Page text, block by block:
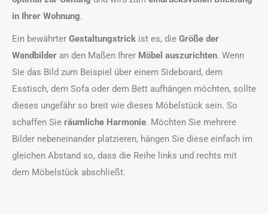
in Ihrer Wohnung.
Ein bewährter Gestaltungstrick ist es, die Größe der
Wandbilder an den Maßen Ihrer Möbel auszurichten. Wenn
Sie das Bild zum Beispiel über einem Sideboard, dem
Esstisch, dem Sofa oder dem Bett aufhängen möchten, sollte
dieses ungefähr so breit wie dieses Möbelstück sein. So
schaffen Sie räumliche Harmonie. Möchten Sie mehrere
Bilder nebeneinander platzieren, hängen Sie diese einfach im
gleichen Abstand so, dass die Reihe links und rechts mit
dem Möbelstück abschließt.